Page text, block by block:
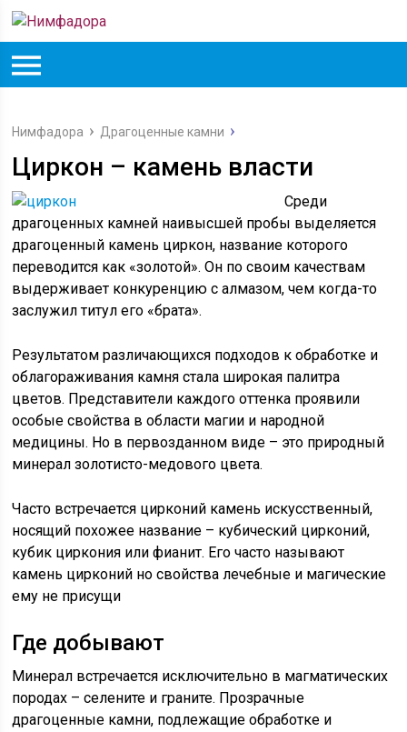
Нимфадора Драгоценные камни
Циркон – камень власти
Среди
драгоценных камней наивысшей пробы выделяется
драгоценный камень циркон, название которого
переводится как «золотой». Он по своим качествам
выдерживает конкуренцию с алмазом, чем когда-то
заслужил титул его «брата».
Результатом различающихся подходов к обработке и
облагораживания камня стала широкая палитра
цветов. Представители каждого оттенка проявили
особые свойства в области магии и народной
медицины. Но в первозданном виде – это природный
минерал золотисто-медового цвета.
Часто встречается цирконий камень искусственный,
носящий похожее название – кубический цирконий,
кубик циркония или фианит. Его часто называют
камень цирконий но свойства лечебные и магические
ему не присущи
Где добывают
Минерал встречается исключительно в магматических
породах – селените и граните. Прозрачные
драгоценные камни, подлежащие обработке и